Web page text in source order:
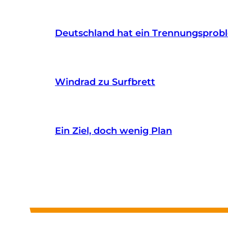
Deutschland hat ein
Windrad zu Surfbrett
Ein Ziel, doch wenig Plan